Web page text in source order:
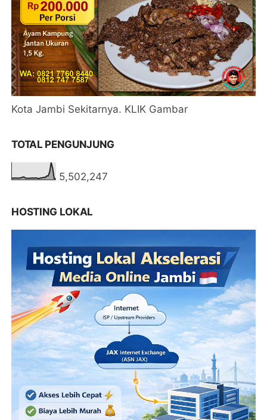
Kota Jambi Sekitarnya. KLIK Gambar
TOTAL PENGUNJUNG
5,502,247
HOSTING LOKAL